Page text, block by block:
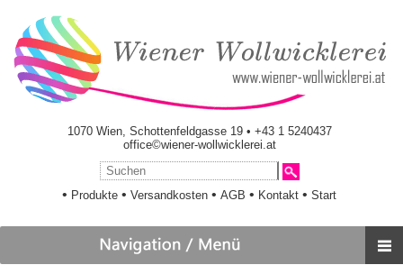
1070 Wien, Schottenfeldgasse 19 • +43 1 5240437
office©wiener-wollwicklerei.at
• Produkte •Versandkosten •AGB • Kontakt •Start